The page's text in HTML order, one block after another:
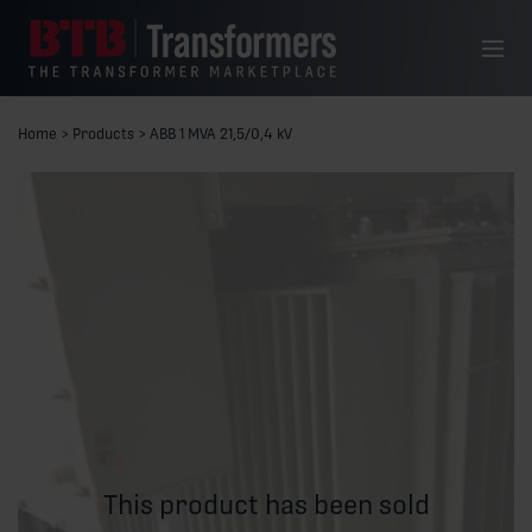
Menu
Home > Products > ABB 1 MVA 21,5/0,4 kV
This product has been sold